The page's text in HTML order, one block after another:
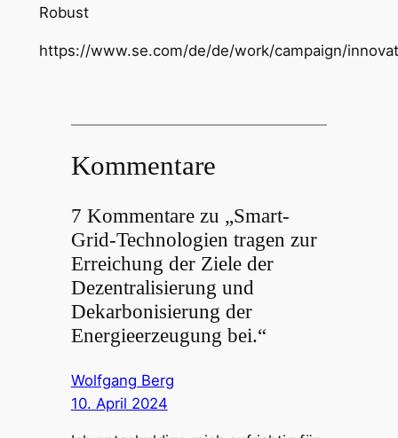
Robust
https://www.se.com/de/de/work/campaign/
Kommentare
7 Kommentare zu „Smart-
Grid-Technologien tragen zur
Erreichung der Ziele der
Dezentralisierung und
Dekarbonisierung der
Energieerzeugung bei.“
Wolfgang Berg
10. April 2024